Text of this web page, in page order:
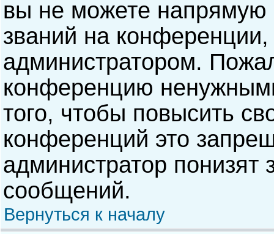
вы не можете напрямую
званий на
администратором.
конференцию
того, чтобы повысить
конференций это
администратор понизят
сообщений.
Вернуться к началу